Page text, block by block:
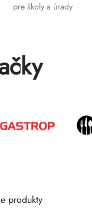
pre školy a úrady
produkty